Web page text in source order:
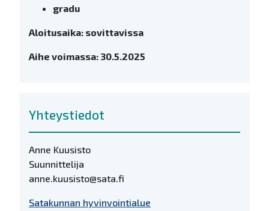
gradu
Aloitusaika: sovittavissa
Aihe voimassa: 30.5.2025
Yhteystiedot
Anne Kuusisto
Suunnittelija
anne.kuusisto@sata.fi
Satakunnan hyvinvointialue